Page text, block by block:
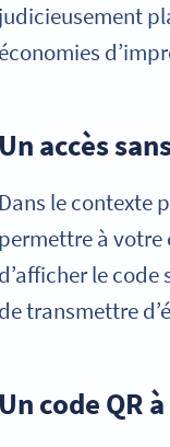
judicieusement
économies
Un accès
Dans le contexte
permettre à votre
d’afficher le
de transmettre
Un code QR